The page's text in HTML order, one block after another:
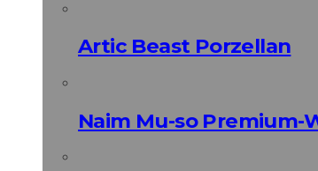
Artic Beast Porzellan
Naim Mu-so Premium-